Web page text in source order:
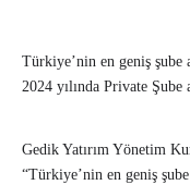
Türkiye’nin en geniş şube
2024 yılında Private Şube
Gedik Yatırım Yönetim
“Türkiye’nin en geniş